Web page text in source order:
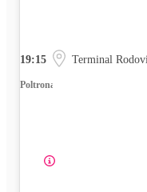
19:15 Terminal
Poltrona